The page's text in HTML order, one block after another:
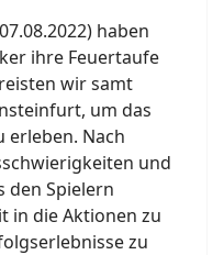
haben
ihre Feuertaufe
wir samt
um das
erleben. Nach
und
den Spielern
in die Aktionen zu
zu